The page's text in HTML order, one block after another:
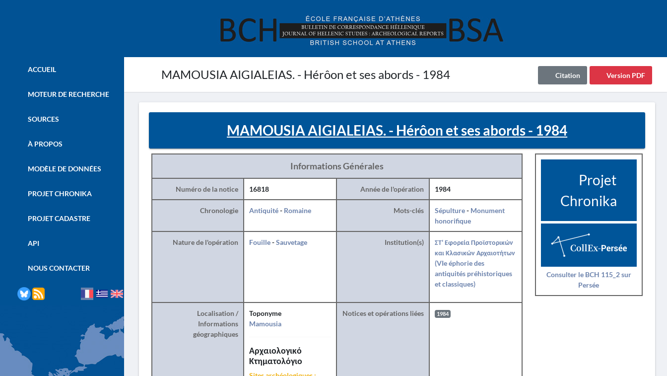
MAMOUSIA AIGIALEIAS. - Hérôon et ses abords - 1984 Version PDF
Citation
ACCUEIL
MOTEUR DE RECHERCHE
SOURCES
À PROPOS
MODÈLE DE DONNÉES
PROJET CHRONIKA
PROJET CADASTRE
API
NOUS CONTACTER
MAMOUSIA AIGIALEIAS. - Hérôon et ses abords - 1984
Informations Générales
Numéro de la notice 16818 Année de l'opération 1984
Chronologie Antiquité- Romaine Mots-clés Sépulture- Monument
honorifique
Nature de l'opération Fouille-Sauvetage Institution(s)
ΣΤ' Εφορεία Προϊστορικών
και Κλασικών Αρχαιοτήτων
(VIe éphorie des
antiquités préhistoriques
et classiques)
Localisation /
Informations
géographiques
Toponyme
Mamousia
Αρχαιολογικό
Κτηματολόγιο
Notices et opérations liées 1984
Projet
Chronika
Consulter le BCH 115_2 sur
Persée